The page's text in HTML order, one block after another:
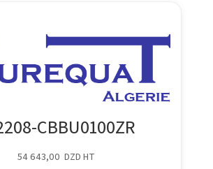
CBBU0100ZR
54 643,00 DZD HT